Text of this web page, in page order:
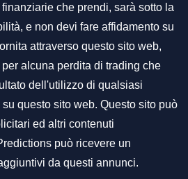
che prendi, sarà sotto la
e non devi fare affidamento su
attraverso questo sito web,
alcuna perdita di trading che
dell'utilizzo di qualsiasi
questo sito web. Questo sito può
ed altri contenuti
può ricevere un
da questi annunci.